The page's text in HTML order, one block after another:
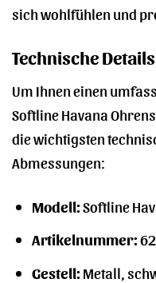
sich wohlfühlen und
Technische
Um Ihnen einen
Softline Havana
die wichtigsten
Abmessungen:
Modell:Softline
Artikelnummer:
Gestell:Metall,